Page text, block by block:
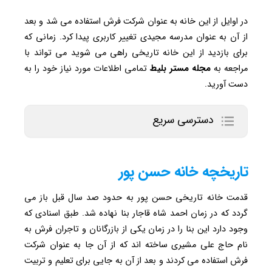
در اوایل از این خانه به عنوان شرکت فرش استفاده می شد و بعد
از آن به عنوان مدرسه مجیدی تغییر کاربری پیدا کرد. زمانی که
برای بازدید از این خانه تاریخی راهی می شوید می تواند با
مراجعه به مجله مستر بلیط تمامی اطلاعات مورد نیاز خود را به
دست آورید.
دسترسی سریع
تاریخچه خانه حسن پور
قدمت خانه تاریخی حسن پور به حدود صد سال قبل باز می
گردد که در زمان احمد شاه قاجار بنا نهاده شد. طبق اسنادی که
وجود دارد این بنا را در زمان یکی از بازرگانان و تاجران فرش به
نام حاج علی مشیری ساخته اند که از آن جا به عنوان شرکت
فرش استفاده می کردند و بعد از آن به جایی برای تعلیم و تربیت